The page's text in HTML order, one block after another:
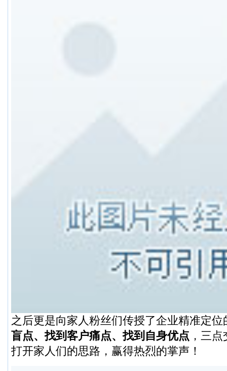
之后更是向家人粉丝们传授了企业精准定位
盲点、找到客户痛点、找到自身优点 ，三
打开家人们的思路，赢得热烈的掌声！